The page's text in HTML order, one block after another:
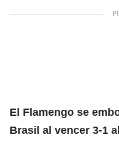
El Flamengo se
Brasil al vencer 3-1